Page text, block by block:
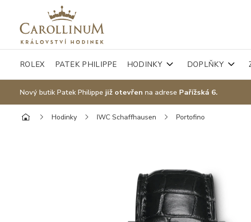
ROLEX PATEK PHILIPPE HODINKY DOPLŇKY
Nový butik Patek Philippe již otevřen na adrese Pařížská 6.
Hodinky IWC Schaffhausen Portofino